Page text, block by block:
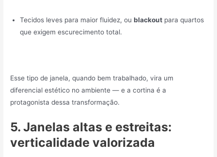
Tecidos leves para maior fluidez, oublackout para quartos
que exigem escurecimento total.
Esse tipo de janela, quando bem trabalhado, vira um
diferencial estético no ambiente — e a cortina é a
protagonista dessa transformação.
5. Janelas altas e estreitas:
verticalidade valorizada